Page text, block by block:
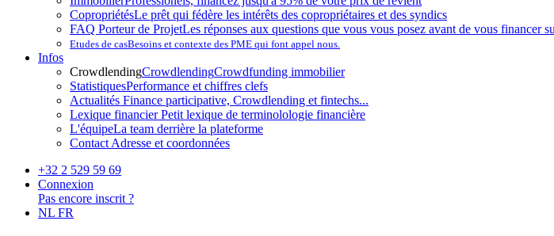
CopropriétésLe prêt qui fédère les intérêts des copropriétaires et des syndics
FAQ Porteur de ProjetLes réponses aux questions que vous vous posez avant de vous financer
Etudes de casBesoins et contexte des PME qui font appel nous.
Infos
CrowdlendingCrowdlendingCrowdfunding immobilier
StatistiquesPerformance et chiffres clefs
Actualités Finance participative, Crowdlending et fintechs...
Lexique financierPetit lexique de terminolologie financière
L'équipeLa team derrière la plateforme
Contact Adresse et coordonnées
+32 2 529 59 69
Connexion
Pas encore inscrit ?
NL FR